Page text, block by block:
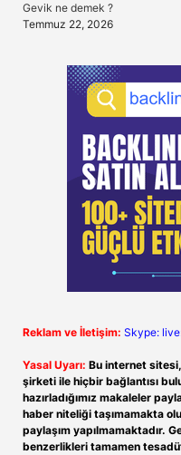
Gevik ne demek ?
Temmuz 22, 2026
Reklam ve İletişim: Skype:
Yasal Uyarı: Bu internet
şirketi ile hiçbir bağlantısı
hazırladığımız makaleler
haber niteliği taşımamakta
paylaşım yapılmamaktadır.
benzerlikleri tamamen